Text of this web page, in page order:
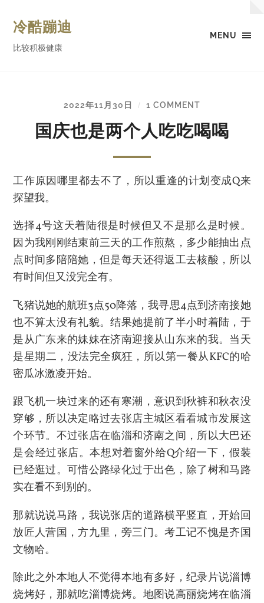
MENU
冷酷蹦迪
比较积极健康
2022年11月30日 / 1 COMMENT
国庆也是两个人吃吃喝喝
工作原因哪里都去不了，所以重逢的计划变成Q来
探望我。
选择4号这天着陆很是时候但又不是那么是时候。
因为我刚刚结束前三天的工作煎熬，多少能抽出点
点时间多陪陪她，但是每天还得返工去核酸，所以
有时间但又没完全有。
飞猪说她的航班3点50降落，我寻思4点到济南接她
也不算太没有礼貌。结果她提前了半小时着陆，于
是从广东来的妹妹在济南迎接从山东来的我。当天
是星期二，没法完全疯狂，所以第一餐从KFC的哈
密瓜冰激凌开始。
跟飞机一块过来的还有寒潮，意识到秋裤和秋衣没
穿够，所以决定略过去张店主城区看看城市发展这
个环节。不过张店在临淄和济南之间，所以大巴还
是会经过张店。本想对着窗外给Q介绍一下，假装
已经逛过。可惜公路绿化过于出色，除了树和马路
实在看不到别的。
那就说说马路，我说张店的道路横平竖直，开始回
放匠人营国，方九里，旁三门。考工记不愧是齐国
文物哈。
除此之外本地人不觉得本地有多好，纪录片说淄博
烧烤好，那就吃淄博烧烤。地图说高丽烧烤在临淄